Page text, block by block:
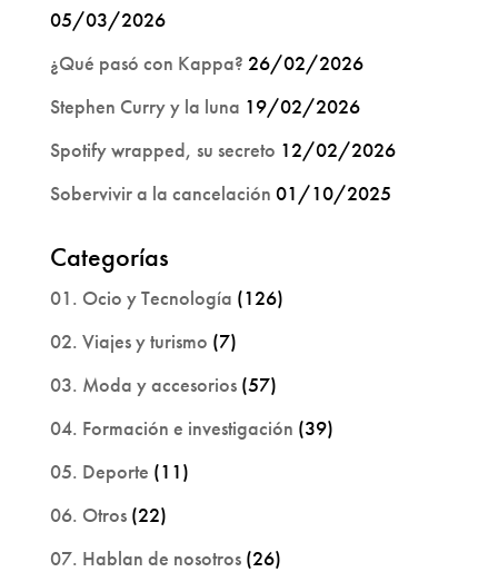
05/03/2026
¿Qué pasó con Kappa? 26/02/2026
Stephen Curry y la luna 19/02/2026
Spotify wrapped, su secreto 12/02/2026
Sobervivir a la cancelación 01/10/2025
Categorías
01. Ocio y Tecnología (126)
02. Viajes y turismo (7)
03. Moda y accesorios(57)
04. Formación e investigación (39)
05. Deporte (11)
06. Otros(22)
07. Hablan de nosotros(26)